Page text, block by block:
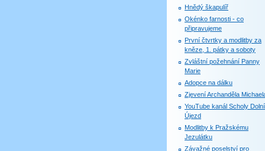
Hnědý škapulíř
Okénko farnosti - co
připravujeme
První čtvrtky a modlitby za
kněze, 1. pátky a soboty
Zvláštní požehnání Panny
Marie
Adopce na dálku
Zjevení Archanděla
YouTube kanál Scholy Dolní
Újezd
Modlitby k Pražskému
Jezulátku
Závažné poselství pro